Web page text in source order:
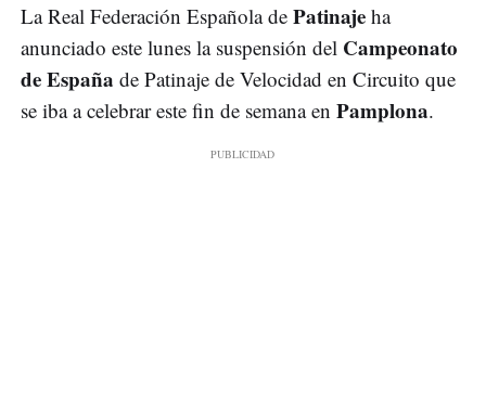
La Real Federación Española de Patinaje ha
anunciado este lunes la suspensión del Campeonato
de España de Patinaje de Velocidad en Circuito que
se iba a celebrar este fin de semana en Pamplona.